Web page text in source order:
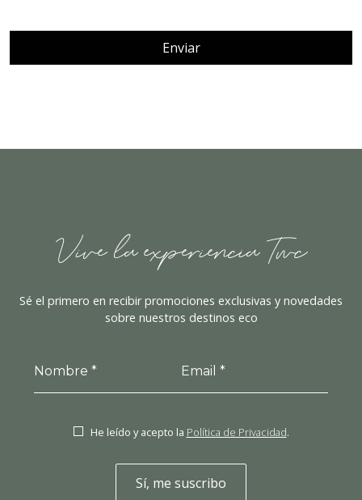
Vive la experiencia Twc
Sé el primero en recibir promociones exclusivas y novedades
sobre nuestros destinos eco
*
*
He leído y acepto la Política de Privacidad.